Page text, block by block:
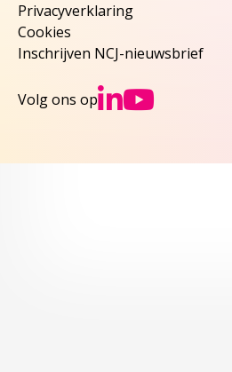
Privacyverklaring
Cookies
Inschrijven NCJ-nieuwsbrief
Volg ons op Ga